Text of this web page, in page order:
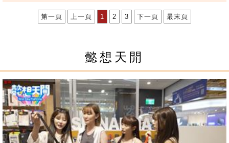
第一頁 上一頁 1 2 3 下一頁 最末頁
懿想天開